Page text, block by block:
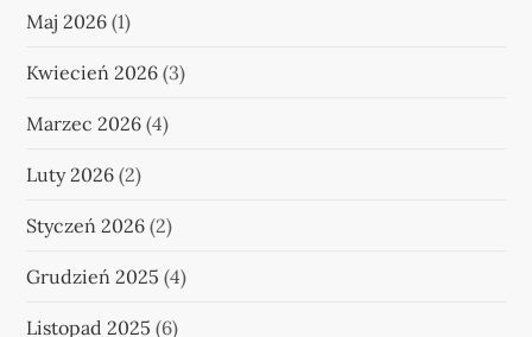
Maj 2026 (1)
Kwiecień 2026 (3)
Marzec 2026 (4)
Luty 2026 (2)
Styczeń 2026 (2)
Grudzień 2025 (4)
Listopad 2025 (6)